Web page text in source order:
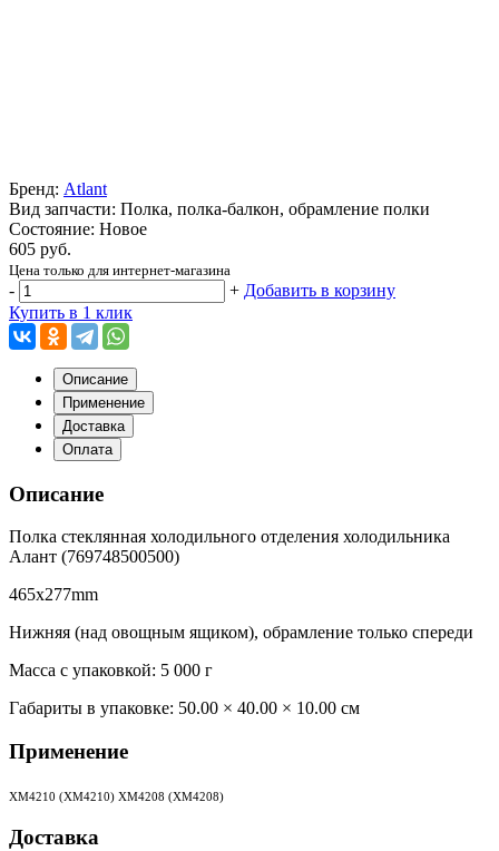
Бренд: Atlant
Вид запчасти: Полка, полка-балкон, обрамление полки
Состояние: Новое
605 руб.
Цена только для интернет-магазина
- + Добавить в корзину
Купить в 1 клик
Описание
Применение
Доставка
Оплата
Описание
Полка стеклянная холодильного отделения холодильника
Алант (769748500500)
465x277mm
Нижняя (над овощным ящиком), обрамление только спереди
Масса с упаковкой: 5 000 г
Габариты в упаковке: 50.00 × 40.00 × 10.00 см
Применение
ХМ4210 (XM4210) ХМ4208 (XM4208)
Доставка